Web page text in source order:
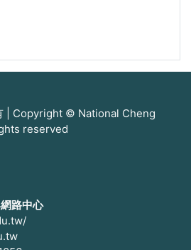
| Copyright © National Cheng
reserved
路中心